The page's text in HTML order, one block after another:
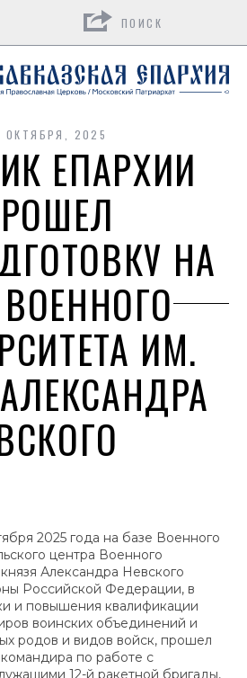
ОКТЯБРЯ, 2025
ЕПАРХИИ
НА
ИМ.
2025 года на базе Военного
центра Военного
Александра Невского
Российской Федерации, в
и повышения квалификации
воинских объединений и
родов и видов войск, прошел
по работе с
12-й ракетной бригады,